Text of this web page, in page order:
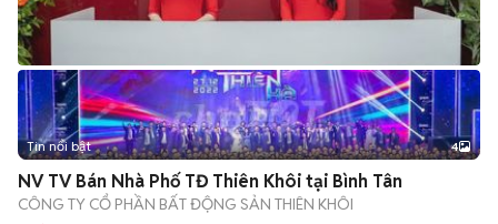
Tin nổi bật 4
NV TV Bán Nhà Phố TĐ Thiên Khôi tại Bình Tân
CÔNG TY CỔ PHẦN BẤT ĐỘNG SẢN THIÊN KHÔI